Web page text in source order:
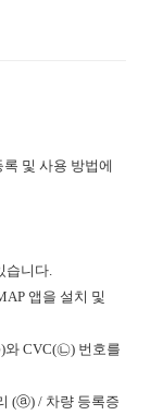
및 사용 방법에
습니다.
앱을 설치 및
와 CVC(㉡) 번호를
(ⓐ) / 차량 등록증